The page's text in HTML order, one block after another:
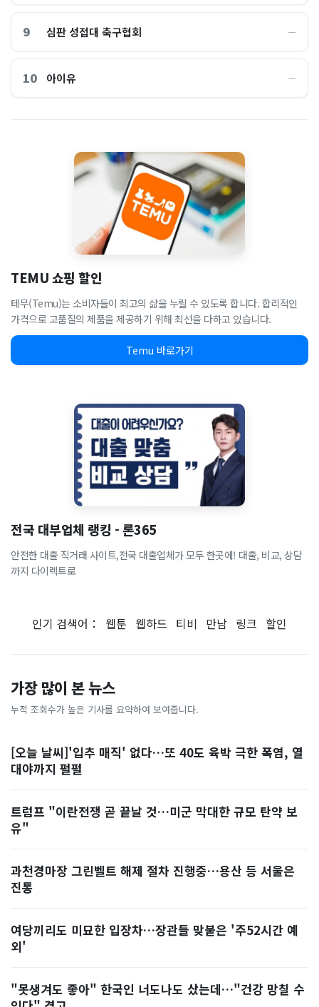
9 심판 성접대 축구협회 ―
10 아이유 ―
TEMU 쇼핑 할인
테무(Temu)는 소비자들이 최고의 삶을 누릴 수 있도록 합니다. 합리적인
가격으로 고품질의 제품을 제공하기 위해 최선을 다하고 있습니다.
Temu 바로가기
전국 대부업체 랭킹 - 론365
안전한 대출 직거래 사이트,전국 대출업체가 모두 한곳에! 대출, 비교, 상담
까지 다이렉트로
인기 검색어： 웹툰 웹하드 티비 만남 링크 할인
가장 많이 본 뉴스
누적 조회수가 높은 기사를 요약하여 보여줍니다.
[오늘 날씨]'입추 매직' 없다…또 40도 육박 극한 폭염, 열
대야까지 펄펄
트럼프 "이란전쟁 곧 끝날 것…미군 막대한 규모 탄약 보
유"
과천경마장 그린벨트 해제 절차 진행중…용산 등 서울은
진통
여당끼리도 미묘한 입장차…장관들 맞붙은 '주52시간 예
외'
"못생겨도 좋아" 한국인 너도나도 샀는데…"건강 망칠 수